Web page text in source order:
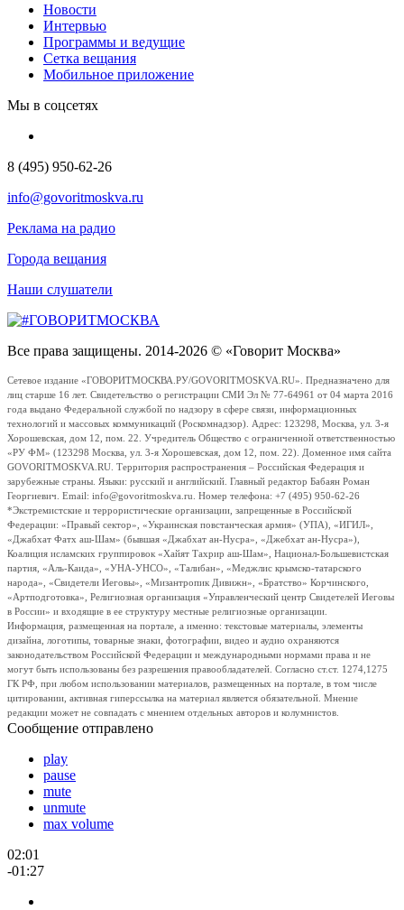
Новости
Интервью
Программы и ведущие
Сетка вещания
Мобильное приложение
Мы в соцсетях
8 (495) 950-62-26
info@govoritmoskva.ru
Реклама на радио
Города вещания
Наши слушатели
Все права защищены. 2014-2026 © «Говорит Москва»
Сетевое издание «ГОВОРИТМОСКВА.РУ/GOVORITMOSKVA.RU». Предназначено для
лиц старше 16 лет. Свидетельство о регистрации СМИ Эл № 77-64961 от 04 марта 2016
года выдано Федеральной службой по надзору в сфере связи, информационных
технологий и массовых коммуникаций (Роскомнадзор). Адрес: 123298, Москва, ул. 3-я
Хорошевская, дом 12, пом. 22. Учредитель Общество с ограниченной ответственностью
«РУ ФМ» (123298 Москва, ул. 3-я Хорошевская, дом 12, пом. 22). Доменное имя сайта
GOVORITMOSKVA.RU. Территория распространения – Российская Федерация и
зарубежные страны. Языки: русский и английский. Главный редактор Бабаян Роман
Георгиевич. Email: info@govoritmoskva.ru. Номер телефона: +7 (495) 950-62-26
*Экстремистские и террористические организации, запрещенные в Российской
Федерации: «Правый сектор», «Украинская повстанческая армия» (УПА), «ИГИЛ»,
«Джабхат Фатх аш-Шам» (бывшая «Джабхат ан-Нусра», «Джебхат ан-Нусра»),
Коалиция исламских группировок «Хайят Тахрир аш-Шам», Национал-Большевистская
партия, «Аль-Каида», «УНА-УНСО», «Талибан», «Меджлис крымско-татарского
народа», «Свидетели Иеговы», «Мизантропик Дивижн», «Братство» Корчинского,
«Артподготовка», Религиозная организация «Управленческий центр Свидетелей Иеговы
в России» и входящие в ее структуру местные религиозные организации.
Информация, размещенная на портале, а именно: текстовые материалы, элементы
дизайна, логотипы, товарные знаки, фотографии, видео и аудио охраняются
законодательством Российской Федерации и международными нормами права и не
могут быть использованы без разрешения правообладателей. Согласно ст.ст. 1274,1275
ГК РФ, при любом использовании материалов, размещенных на портале, в том числе
цитировании, активная гиперссылка на материал является обязательной. Мнение
редакции может не совпадать с мнением отдельных авторов и колумнистов.
Сообщение отправлено
play
pause
mute
unmute
max volume
02:01
-01:27